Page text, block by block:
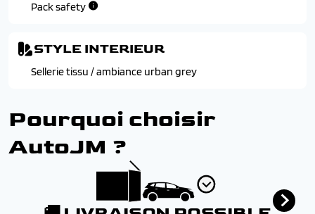
Tablettes aviation au dos des sieges avant
Pack safety
STYLE INTERIEUR
Sellerie tissu / ambiance urban grey
Pourquoi choisir
AutoJM ?